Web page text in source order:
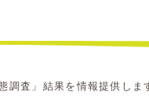
調査」結果を情報提供しま